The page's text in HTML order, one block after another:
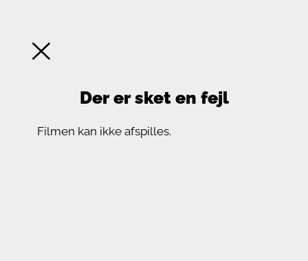
Der er sket en fejl
Filmen kan ikke afspilles.